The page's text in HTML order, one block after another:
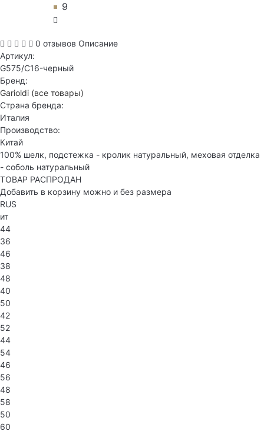
9
0 отзывов Описание
Артикул:
G575/C16-черный
Бренд:
Garioldi (все товары)
Страна бренда:
Италия
Производство:
Китай
100% шелк, подстежка - кролик натуральный, меховая отделка
- соболь натуральный
ТОВАР РАСПРОДАН
Добавить в корзину можно и без размера
RUS
ит
44
36
46
38
48
40
50
42
52
44
54
46
56
48
58
50
60